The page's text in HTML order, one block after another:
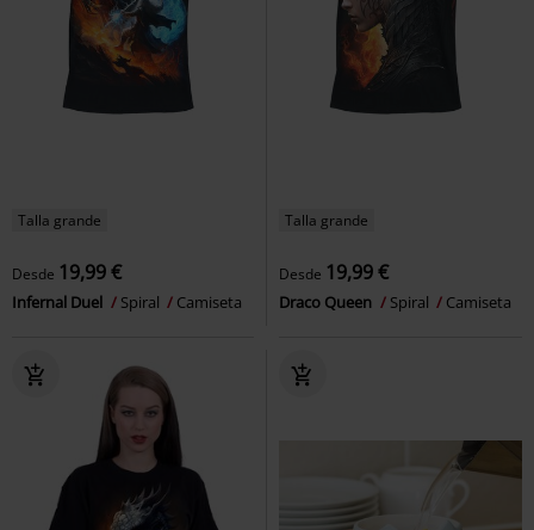
Talla grande
Desde 19,99 €
Infernal Duel Spiral Camiseta
Talla grande
Desde 19,99 €
Draco Queen Spiral Camiseta